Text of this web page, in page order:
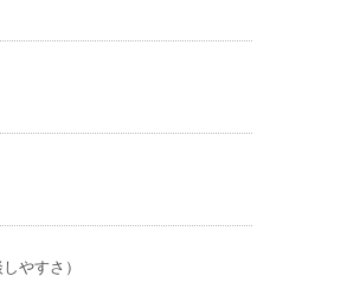
やすさ）